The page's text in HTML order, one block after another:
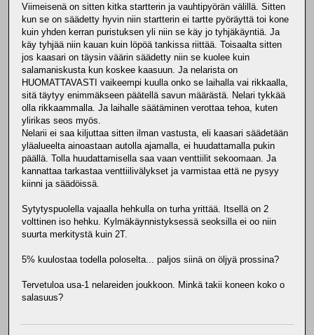
Viimeisenä on sitten kitka startterin ja vauhtipyörän välillä. Sitten
kun se on säädetty hyvin niin startterin ei tartte pyöräyttä toi kone
kuin yhden kerran puristuksen yli niin se käy jo tyhjäkäyntiä. Ja
käy tyhjää niin kauan kuin löpöä tankissa riittää. Toisaalta sitten
jos kaasari on täysin väärin säädetty niin se kuolee kuin
salamaniskusta kun koskee kaasuun. Ja nelarista on
HUOMATTAVASTI vaikeempi kuulla onko se laihalla vai rikkaalla,
sitä täytyy enimmäkseen päätellä savun määrästä. Nelari tykkää
olla rikkaammalla. Ja laihalle säätäminen verottaa tehoa, kuten
ylirikas seos myös.
Nelarii ei saa kiljuttaa sitten ilman vastusta, eli kaasari säädetään
yläalueelta ainoastaan autolla ajamalla, ei huudattamalla pukin
päällä. Tolla huudattamisella saa vaan venttiilit sekoomaan. Ja
kannattaa tarkastaa venttiilivälykset ja varmistaa että ne pysyy
kiinni ja säädöissä.
Sytytyspuolella vajaalla hehkulla on turha yrittää. Itsellä on 2
volttinen iso hehku. Kylmäkäynnistyksessä seoksilla ei oo niin
suurta merkitystä kuin 2T.
5% kuulostaa todella poloselta... paljos siinä on öljyä prossina?
Tervetuloa usa-1 nelareiden joukkoon. Minkä takii koneen koko o
salasuus?